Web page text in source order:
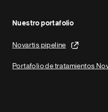
Nuestro portafolio
Novartis pipeline
Portafolio de tratamientos